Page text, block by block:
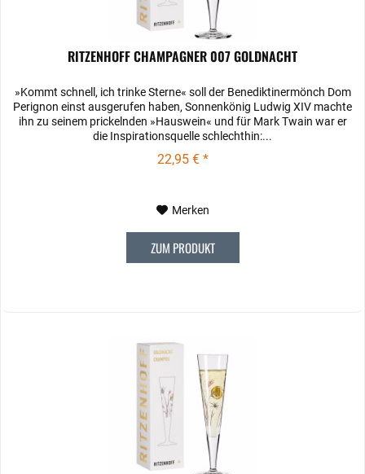
RITZENHOFF CHAMPAGNER 007 GOLDNACHT
»Kommt schnell, ich trinke Sterne« soll der Benediktinermönch Dom
Perignon einst ausgerufen haben, Sonnenkönig Ludwig XIV machte
ihn zu seinem prickelnden »Hauswein« und für Mark Twain war er
die Inspirationsquelle schlechthin:...
22,95 € *
Merken
ZUM PRODUKT